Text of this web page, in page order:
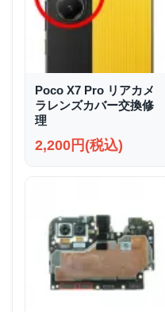
Poco X7 Pro リアカメ
ラレンズカバー交換修
理
2,200円(税込)